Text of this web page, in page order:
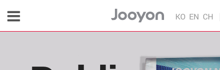
KO EN CH